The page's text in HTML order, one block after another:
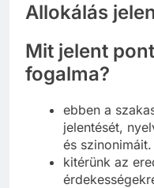
Allokálás
Mit jelent
fogalma?
ebben a
jelentését,
és szinonimáit.
kitérünk az